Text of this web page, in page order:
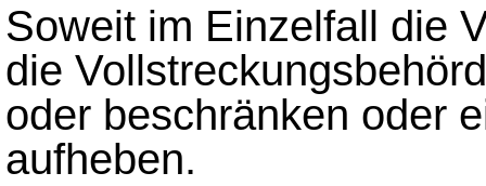
Soweit im Einzelfall die
die
oder beschränken oder
aufheben.